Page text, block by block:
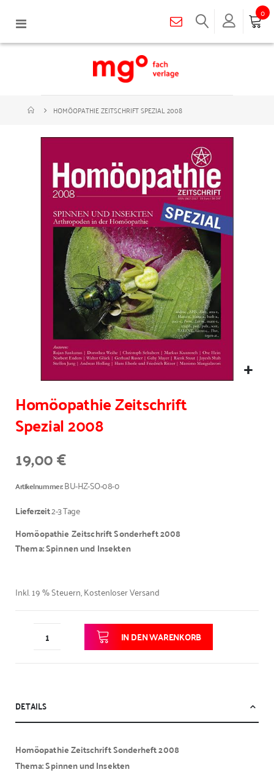
Navigation
0
HOMÖOPATHIE ZEITSCHRIFT SPEZIAL 2008
Homöopathie Zeitschrift
Spezial 2008
19,00 €
Artikelnummer BU-HZ-SO-08-0
Lieferzeit2-3 Tage
Homöopathie Zeitschrift Sonderheft 2008
Thema: Spinnen und Insekten
Inkl. 19 % Steuern,Kostenloser Versand
IN DEN WARENKORB
DETAILS
Homöopathie Zeitschrift Sonderheft 2008
Thema: Spinnen und Insekten